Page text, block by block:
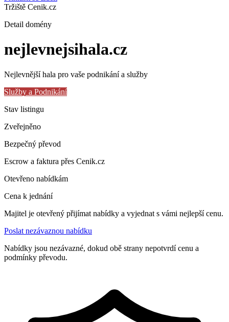
Tržiště Cenik.cz
Detail domény
nejlevnejsihala.cz
Nejlevnější hala pro vaše podnikání a služby
Služby a Podnikání
Stav listingu
Zveřejněno
Bezpečný převod
Escrow a faktura přes Cenik.cz
Otevřeno nabídkám
Cena k jednání
Majitel je otevřený přijímat nabídky a vyjednat s vámi nejlepší cenu.
Poslat nezávaznou nabídku
Nabídky jsou nezávazné, dokud obě strany nepotvrdí cenu a
podmínky převodu.